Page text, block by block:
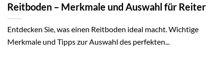
Reitboden – Merkmale und Auswahl für Reiter
Entdecken Sie, was einen Reitboden ideal macht. Wichtige
Merkmale und Tipps zur Auswahl des perfekten...